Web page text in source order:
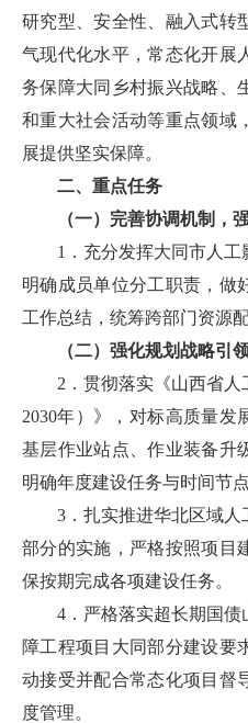
研究型、安全性、融入式转
气现代化水平，常态化开展
务保障大同乡村振兴战略、
和重大社会活动等重点领域
展提供坚实保障。
二、重点任务
（一）完善协调机制，
1．充分发挥大同市人工
明确成员单位分工职责，做
工作总结，统筹跨部门资源配
（二）强化规划战略引
2．贯彻落实《山西省
2030年）》，对标高质量发
基层作业站点、作业装备升
明确年度建设任务与时间节点
3．扎实推进华北区域人
部分的实施，严格按照项目
保按期完成各项建设任务。
4．严格落实超长期国
障工程项目大同部分建设要
动接受并配合常态化项目督
度管理。